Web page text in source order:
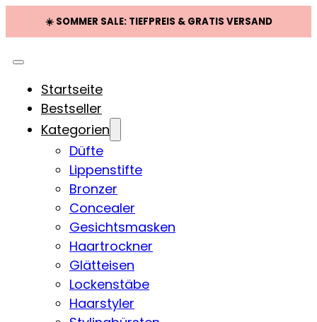
☀️ SOMMER SALE: TIEFPREIS & GRATIS VERSAND
Startseite
Bestseller
Kategorien
Düfte
Lippenstifte
Bronzer
Concealer
Gesichtsmasken
Haartrockner
Glätteisen
Lockenstäbe
Haarstyler